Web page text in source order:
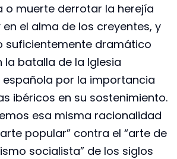
o muerte derrotar la herejía
el alma de los creyentes, y
suficientemente dramático
la batalla de la Iglesia
por la importancia
ibéricos en su sostenimiento.
esa misma racionalidad
popular” contra el “arte de
socialista” de los siglos